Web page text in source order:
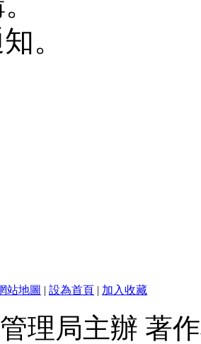
。
站地圖 | 設為首頁 | 加入收藏
理局主辦 著